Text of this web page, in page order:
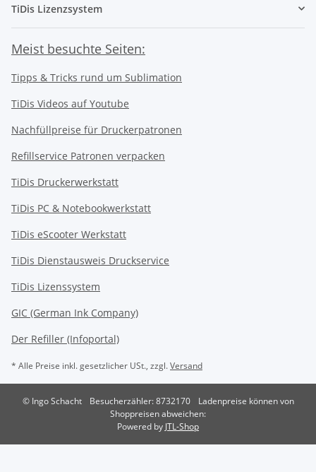
TiDis Lizenzsystem
Meist besuchte Seiten:
Tipps & Tricks rund um Sublimation
TiDis Videos auf Youtube
Nachfüllpreise für Druckerpatronen
Refillservice Patronen verpacken
TiDis Druckerwerkstatt
TiDis PC & Notebookwerkstatt
TiDis eScooter Werkstatt
TiDis Dienstausweis Druckservice
TiDis Lizenssystem
GIC (German Ink Company)
Der Refiller (Infoportal)
* Alle Preise inkl. gesetzlicher USt., zzgl.Versand
© Ingo Schacht Besucherzähler: 8732170
Ladenpreise können von
Shoppreisen abweichen:
Powered by JTL-Shop